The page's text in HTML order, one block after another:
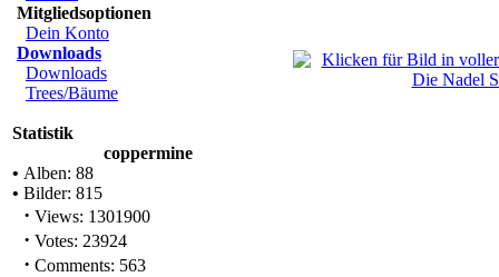
Mitgliedsoptionen
Dein Konto
Downloads
Downloads
Trees/Bäume
Statistik
coppermine
• Alben: 88
• Bilder: 815
· Views: 1301900
· Votes: 23924
· Comments: 563